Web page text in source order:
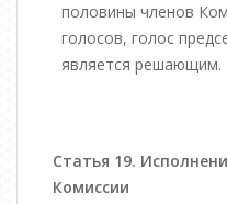
половины членов
голосов, голос
является решающим.
Статья 19.
Комиссии